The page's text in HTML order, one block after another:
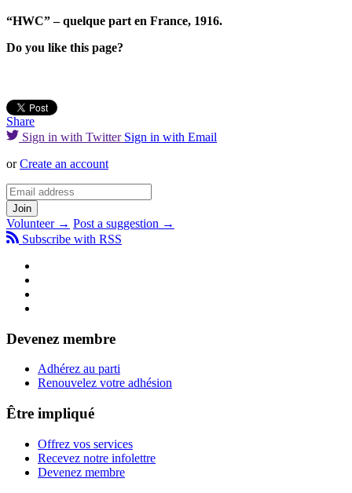
“HWC” – quelque part en France, 1916.
Do you like this page?
Share
Sign in with Twitter Sign in with Email
orCreate an account
Volunteer → Post a suggestion →
Subscribe with RSS
Devenez membre
Adhérez au parti
Renouvelez votre adhésion
Être impliqué
Offrez vos services
Recevez notre infolettre
Devenez membre